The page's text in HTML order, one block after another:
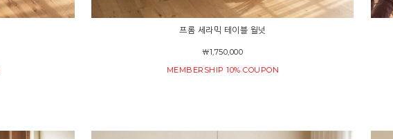
프롬 세라믹 테이블 월넛
￦1,750,000
MEMBERSHIP 10% COUPON